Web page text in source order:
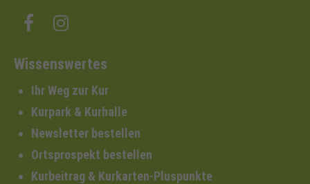
Wissenswertes
Ihr Weg zur Kur
Kurpark & Kurhalle
Newsletter bestellen
Ortsprospekt bestellen
Kurbeitrag & Kurkarten-Pluspunkte